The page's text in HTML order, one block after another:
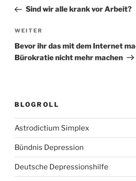
Beitrag
Sind wir alle krank vor Arbeit?
Nächster
Beitrag
WEITER
Bevor ihr das mit dem Internet
Bürokratie nicht mehr machen
BLOGROLL
Astrodictium Simplex
Bündnis Depression
Deutsche Depressionshilfe